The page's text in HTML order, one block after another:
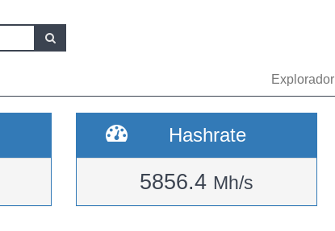
Explorador
Hashrate
5856.4 Mh/s